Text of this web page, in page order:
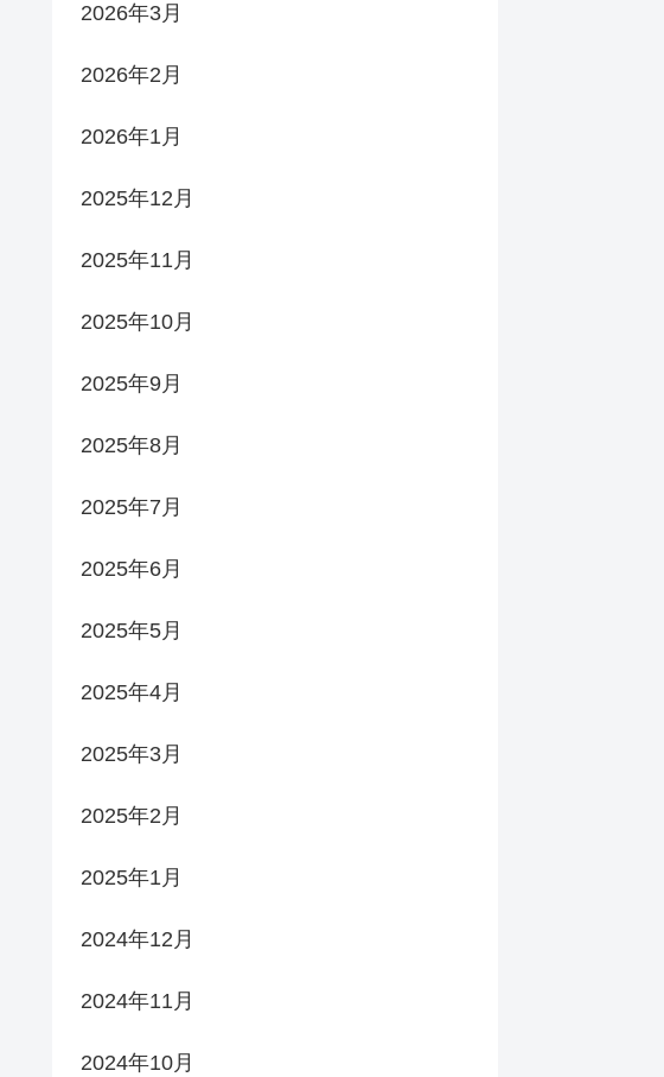
2026年3月
2026年2月
2026年1月
2025年12月
2025年11月
2025年10月
2025年9月
2025年8月
2025年7月
2025年6月
2025年5月
2025年4月
2025年3月
2025年2月
2025年1月
2024年12月
2024年11月
2024年10月